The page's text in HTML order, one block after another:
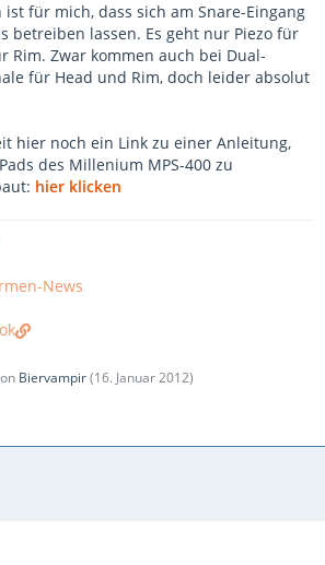
für mich, dass sich am Snare-Eingang
betreiben lassen. Es geht nur Piezo für
Rim. Zwar kommen auch bei Dual-
für Head und Rim, doch leider absolut
hier noch ein Link zu einer Anleitung,
des Millenium MPS-400 zu
hier klicken
News
Biervampir(16. Januar 2012)